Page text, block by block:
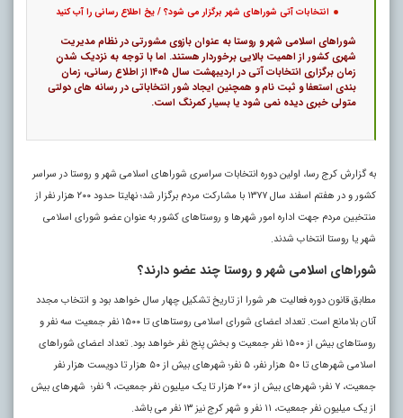
انتخابات آتی شوراهای شهر برگزار می شود؟ / یخ اطلاع رسانی را آب کنید
شوراهای اسلامی شهر و روستا به عنوان بازوی مشورتی در نظام مدیریت
شهری کشور از اهمیت بالایی برخوردار هستند. اما با توجه به نزدیک شدنِ
زمان برگزاری انتخابات آتی در اردیبهشت سال ۱۴۰۵ از اطلاع رسانی، زمان
بندی استعفا و ثبت نام و همچنین ایجاد شور انتخاباتی در رسانه های دولتی
متولی خبری دیده نمی شود یا بسیار کمرنگ است.
به گزارش کرج رسا، اولین دوره انتخابات سراسری شوراهای اسلامی شهر و روستا در سراسر
کشور و در هفتم اسفند سال ۱۳۷۷ با مشارکت مردم برگزار شد؛ نهایتا حدود ۲۰۰ هزار نفر از
منتخبین مردم جهت اداره امور شهرها و روستاهای کشور به عنوان عضو شورای اسلامی
شهر یا روستا انتخاب شدند.
شوراهای اسلامی شهر و روستا چند عضو دارند؟
مطابق قانون دوره فعالیت هر شورا از تاریخ تشکیل چهار سال خواهد بود و انتخاب مجدد
آنان بلامانع است. تعداد اعضای شورای اسلامی روستاهای تا ۱۵۰۰ نفر جمعیت سه نفر و
روستاهای بیش از ۱۵۰۰ نفر جمعیت و بخش پنج نفر خواهد بود. تعداد اعضای شوراهای
اسلامی شهرهای تا ۵۰ هزار نفر، ۵ نفر؛ شهرهای بیش از ۵۰ هزار تا دویست هزار نفر
جمعیت، ۷ نفر؛ شهرهای بیش از ۲۰۰ هزار تا یک میلیون نفر جمعیت، ۹ نفر؛ شهرهای بیش
از یک میلیون نفر جمعیت، ۱۱ نفر و شهر کرج نیز ۱۳ نفر می باشد.